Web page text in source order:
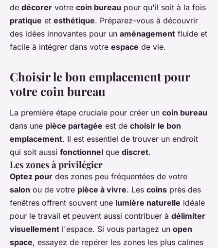
de décorer votre coin bureau pour qu'il soit à la fois
pratique et esthétique. Préparez-vous à découvrir
des idées innovantes pour un aménagement fluide et
facile à intégrer dans votre espace de vie.
Choisir le bon emplacement pour
votre coin bureau
La première étape cruciale pour créer un coin bureau
dans une pièce partagée est de choisir le bon
emplacement. Il est essentiel de trouver un endroit
qui soit aussi fonctionnel que discret.
Les zones à privilégier
Optez pour des zones peu fréquentées de votre
salon ou de votre pièce à vivre. Les coins près des
fenêtres offrent souvent une lumière naturelle idéale
pour le travail et peuvent aussi contribuer à délimiter
visuellement l'espace. Si vous partagez un open
space, essayez de repérer les zones les plus calmes